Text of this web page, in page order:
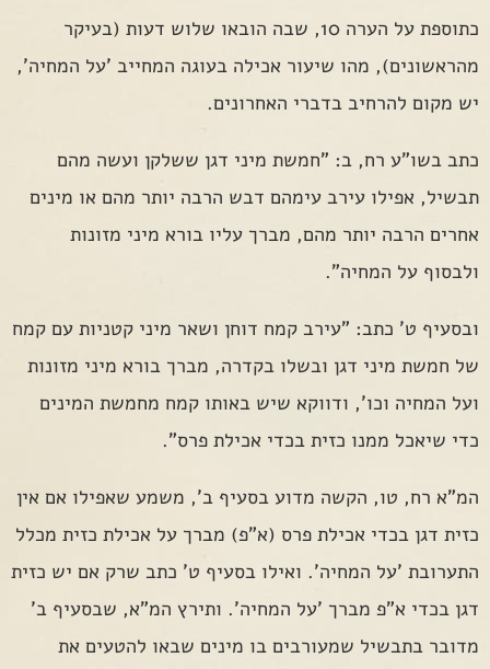
כתוספת על הערה 10, שבה הובאו שלוש דעות (בעיקר
מהראשונים), מהו שיעור אכילה בעוגה המחייב 'על המחיה',
יש מקום להרחיב בדברי האחרונים.
כתב בשו"ע רח, ב: "חמשת מיני דגן ששלקן ועשה מהם
תבשיל, אפילו עירב עימהם דבש הרבה יותר מהם או מינים
אחרים הרבה יותר מהם, מברך עליו בורא מיני מזונות
ולבסוף על המחיה".
ובסעיף ט' כתב: "עירב קמח דוחן ושאר מיני קטניות עם קמח
של חמשת מיני דגן ובשלו בקדרה, מברך בורא מיני מזונות
ועל המחיה וכו', ודווקא שיש באותו קמח מחמשת המינים
כדי שיאכל ממנו כזית בכדי אכילת פרס".
המ"א רח, טו, הקשה מדוע בסעיף ב', משמע שאפילו אם אין
כזית דגן בכדי אכילת פרס (א"פ) מברך על אכילת כזית מכלל
התערובת 'על המחיה'. ואילו בסעיף ט' כתב שרק אם יש כזית
דגן בכדי א"פ מברך 'על המחיה'. ותירץ המ"א, שבסעיף ב'
מדובר בתבשיל שמעורבים בו מינים שבאו להטעים את